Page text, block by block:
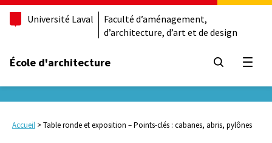
Université Laval
Faculté d’aménagement,
d’architecture, d’art et de design
École d'architecture
Accueil >Table ronde et exposition – Points-clés : cabanes, abris, pylônes